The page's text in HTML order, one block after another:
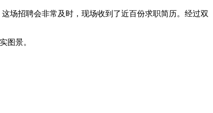
场招聘会非常及时，现场收到了近百份求职简历。经过双
图景。